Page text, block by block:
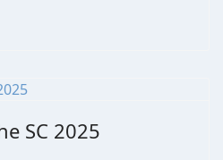
SC 2025